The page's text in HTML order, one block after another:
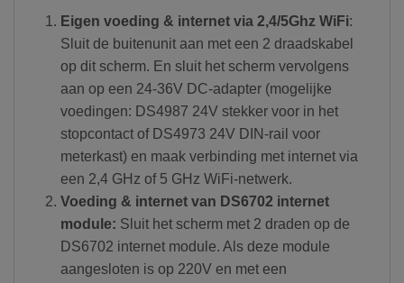
Eigen voeding & internet via 2,4/5Ghz WiFi:
Sluit de buitenunit aan met een 2 draadskabel
op dit scherm. En sluit het scherm vervolgens
aan op een 24-36V DC-adapter (mogelijke
voedingen: DS4987 24V stekker voor in het
stopcontact of DS4973 24V DIN-rail voor
meterkast) en maak verbinding met internet via
een 2,4 GHz of 5 GHz WiFi-netwerk.
Voeding & internet van DS6702 internet
module: Sluit het scherm met 2 draden op de
DS6702 internet module. Als deze module
aangesloten is op 220V en met een